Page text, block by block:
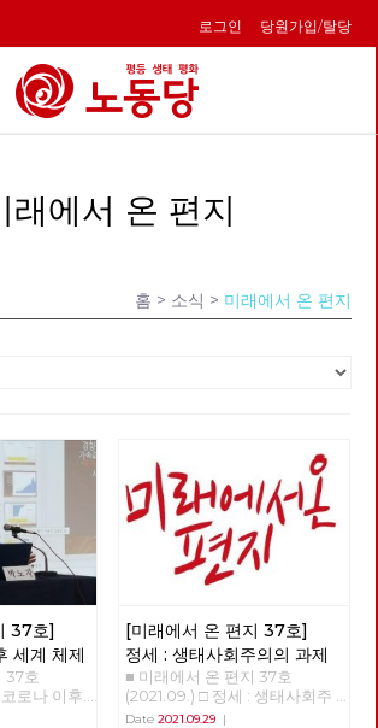
로그인 당원가입/탈당
래에서 온 편지
홈 > 소식 > 미래에서 온 편지
37호]
세계 체제
37호
로나 이후
세계 체
[미래에서 온 편지 37호]
정세 : 생태사회주의의 과제
■ 미래에서 온 편지 37호
(2021.09.) □ 정세 : 생태사회주
의의 과제 >>>>>>>> 업로드 준
Date 2021.09.29|